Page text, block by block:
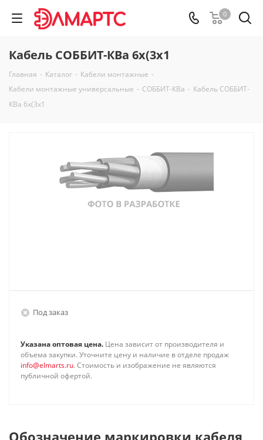
0
Кабель СОББИТ-КВа 6х(3х1
Главная - Каталог - Кабели монтажные -
Кабели монтажные универсальные - СОББИТ-КВа - Кабель СОББИТ-
КВа 6х(3х1
Под заказ
Указана оптовая цена. Цена зависит от производителя и
объема закупки. Уточните цену и наличие в отделе продаж
info@elmarts.ru. Стоимость и изображение не являются
публичной офертой.
Обозначение маркировки кабеля